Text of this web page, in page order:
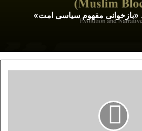
«بازخوانی مفهوم سیاسی امت»